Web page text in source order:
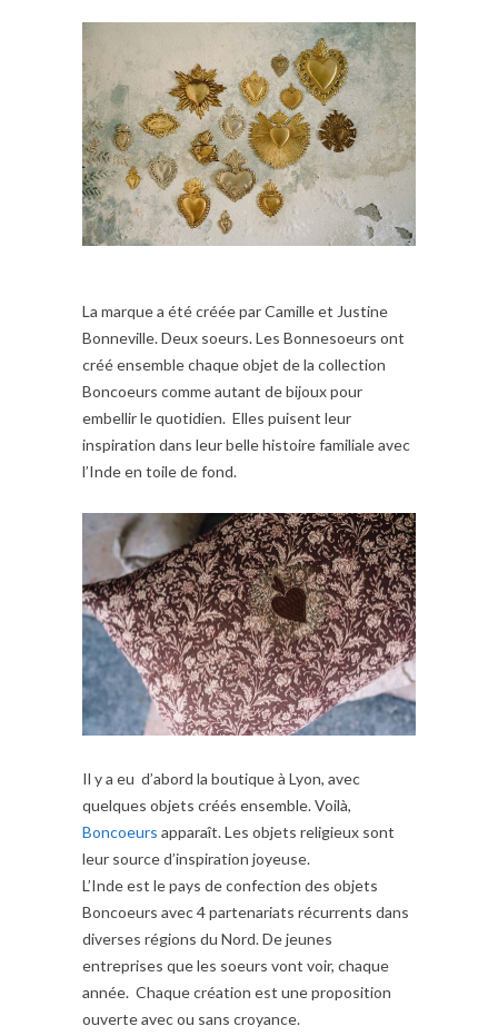
La marque a été créée par Camille et Justine
Bonneville. Deux soeurs. Les Bonnesoeurs ont
créé ensemble chaque objet de la collection
Boncoeurs comme autant de bijoux pour
embellir le quotidien. Elles puisent leur
inspiration dans leur belle histoire familiale avec
l’Inde en toile de fond.
Il y a eu d’abord la boutique à Lyon, avec
quelques objets créés ensemble. Voilà,
Boncoeurs apparaît. Les objets religieux sont
leur source d’inspiration joyeuse.
L’Inde est le pays de confection des objets
Boncoeurs avec 4 partenariats récurrents dans
diverses régions du Nord. De jeunes
entreprises que les soeurs vont voir, chaque
année. Chaque création est une proposition
ouverte avec ou sans croyance.